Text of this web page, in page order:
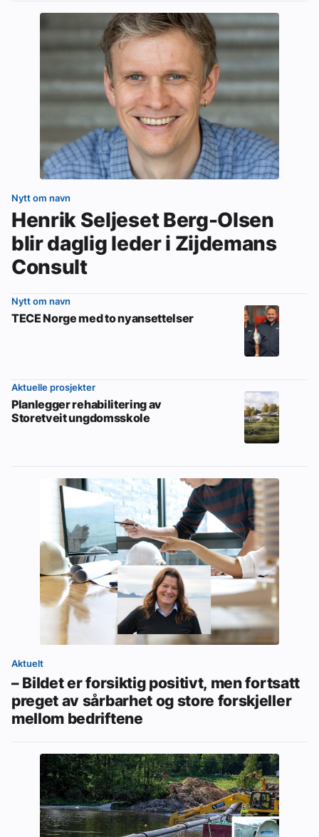
Nytt om navn
Henrik Seljeset Berg-Olsen
blir daglig leder i Zijdemans
Consult
Nytt om navn
TECE Norge med to nyansettelser
Aktuelle prosjekter
Planlegger rehabilitering av
Storetveit ungdomsskole
Aktuelt
– Bildet er forsiktig positivt, men fortsatt
preget av sårbarhet og store forskjeller
mellom bedriftene